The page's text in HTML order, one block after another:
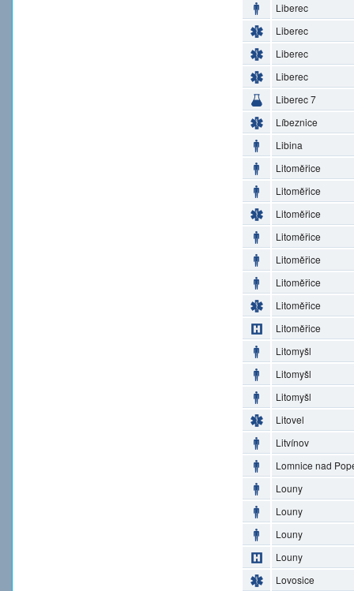
Liberec
Liberec
Liberec
Liberec
Liberec 7
Líbeznice
Libina
Litoměřice
Litoměřice
Litoměřice
Litoměřice
Litoměřice
Litoměřice
Litoměřice
Litoměřice
Litomyšl
Litomyšl
Litomyšl
Litovel
Litvínov
Lomnice nad
Louny
Louny
Louny
Louny
Lovosice